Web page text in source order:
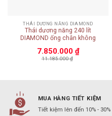
THÁI DƯƠNG NĂNG DIAMOND
Thái dương năng 240 lít
DIAMOND ống chân không
7.850.000 ₫
11.185.000₫
MUA HÀNG TIẾT KIỆM
Tiết kiệm lên đến 10% - 30%